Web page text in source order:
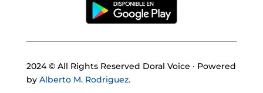
2024 © All Rights Reserved Doral Voice · Powered
by Alberto M. Rodriguez.